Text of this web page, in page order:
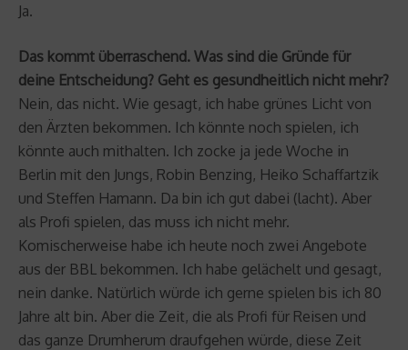
Ja.
Das kommt überraschend. Was sind die Gründe für
deine Entscheidung? Geht es gesundheitlich nicht mehr?
Nein, das nicht. Wie gesagt, ich habe grünes Licht von
den Ärzten bekommen. Ich könnte noch spielen, ich
könnte auch mithalten. Ich zocke ja jede Woche in
Berlin mit den Jungs, Robin Benzing, Heiko Schaffartzik
und Steffen Hamann. Da bin ich gut dabei (lacht). Aber
als Profi spielen, das muss ich nicht mehr.
Komischerweise habe ich heute noch zwei Angebote
aus der BBL bekommen. Ich habe gelächelt und gesagt,
nein danke. Natürlich würde ich gerne spielen bis ich 80
Jahre alt bin. Aber die Zeit, die als Profi für Reisen und
das ganze Drumherum draufgehen würde, diese Zeit